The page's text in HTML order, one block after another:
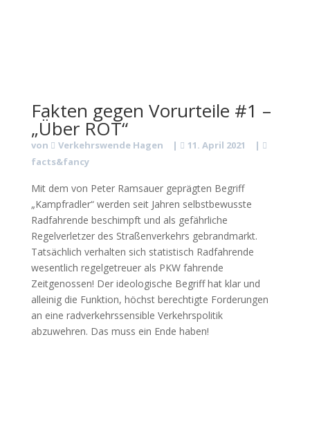
Fakten gegen Vorurteile #1 –
„Über ROT“
von Verkehrswende Hagen | 11. April 2021
|
facts&fancy
Mit dem von Peter Ramsauer geprägten Begriff
„Kampfradler“ werden seit Jahren selbstbewusste
Radfahrende beschimpft und als gefährliche
Regelverletzer des Straßenverkehrs gebrandmarkt.
Tatsächlich verhalten sich statistisch Radfahrende
wesentlich regelgetreuer als PKW fahrende
Zeitgenossen! Der ideologische Begriff hat klar und
alleinig die Funktion, höchst berechtigte Forderungen
an eine radverkehrssensible Verkehrspolitik
abzuwehren. Das muss ein Ende haben!